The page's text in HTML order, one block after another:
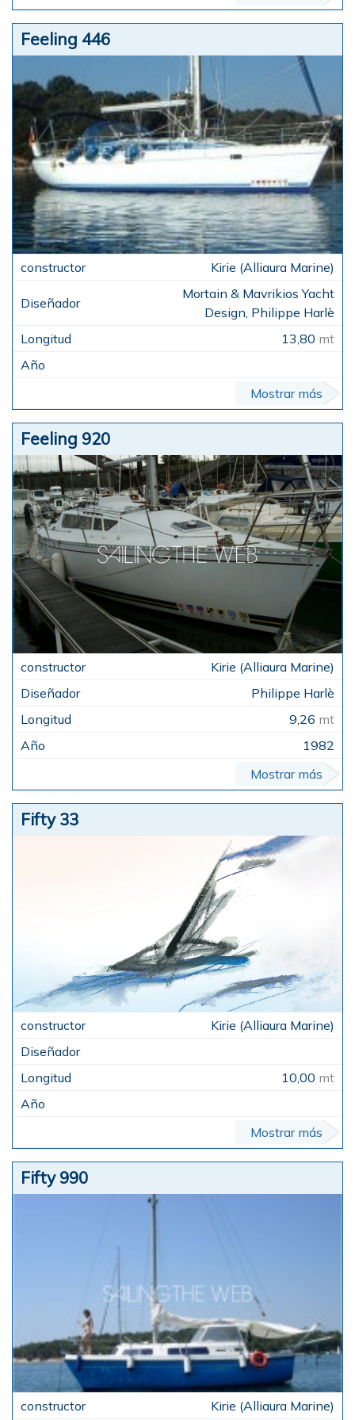
Feeling 446
Kirie (Alliaura Marine)
Mortain & Mavrikios Yacht
Design, Philippe Harlè
13,80 mt
Mostrar más
Feeling 920
Kirie (Alliaura Marine)
Philippe Harlè
9,26 mt
1982
Mostrar más
Fifty 33
Kirie (Alliaura Marine)
10,00 mt
Mostrar más
Fifty 990
Kirie (Alliaura Marine)